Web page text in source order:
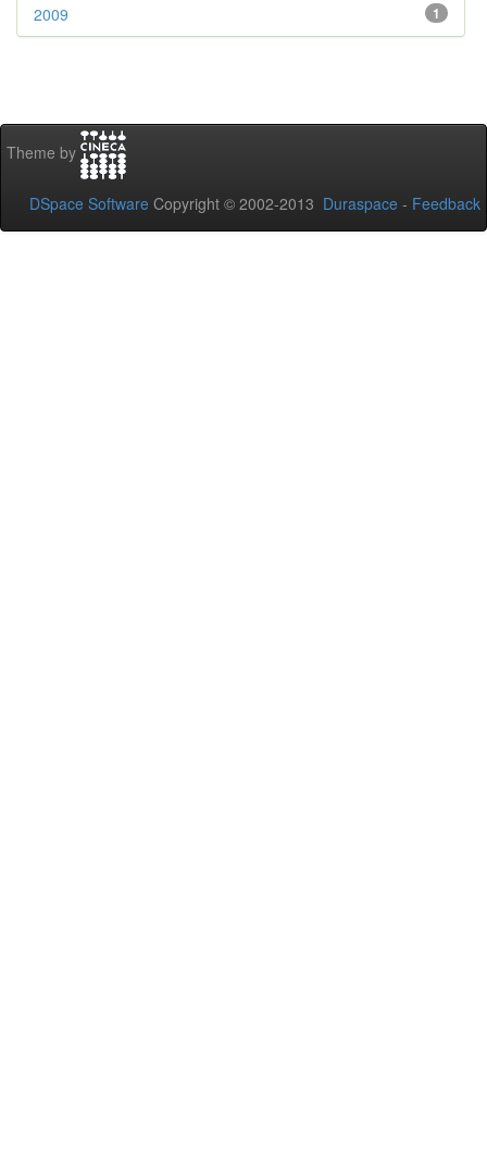
1
2009
Theme by
DSpace Software Copyright © 2002-2013 Duraspace - Feedback